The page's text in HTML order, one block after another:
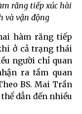
răng tiếp xúc hài
và vận động
hàm răng tiếp
ở cả trạng thái
người chỉ quan
ra tầm quan
BS. Mai Trần
dẫn đến nhiều